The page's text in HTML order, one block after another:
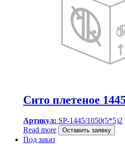
Сито плетеное
Артикул: SP-1445/1050(5*5)2
Read more
Оставить заявку
Под заказ